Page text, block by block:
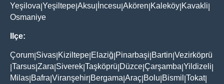
Yeşilova Yeşiltepe Aksu İncesu Akören Kaleköy Kavakli
Osmaniye
Ilçe:
Çorum Sivas Kiziltepe Elaziğ Pinarbaşi Bartin Vezirköprü
Tarsus Zara Siverek Taşköprü Düzce Çarşamba Yildizeli
Milas Bafra Viranşehir Bergama Araç Bolu Bismil Tokat|